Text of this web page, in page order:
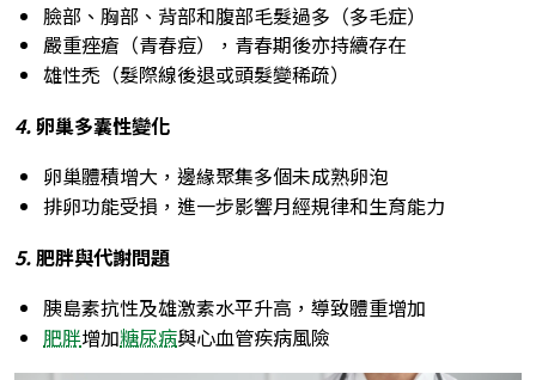
臉部、胸部、背部和腹部毛髮過多（多毛症）
嚴重痤瘡（青春痘），青春期後亦持續存在
雄性禿（髮際線後退或頭髮變稀疏）
4.卵巢多囊性變化
卵巢體積增大，邊緣聚集多個未成熟卵泡
排卵功能受損，進一步影響月經規律和生育能力
5.肥胖與代謝問題
胰島素抗性及雄激素水平升高，導致體重增加
肥胖增加糖尿病與心血管疾病風險